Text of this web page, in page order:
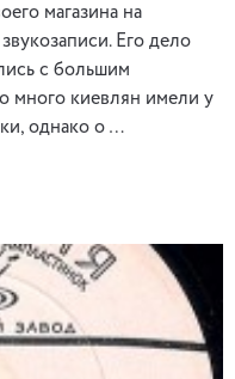
магазина на
Его дело
с большим
много киевлян имели у
однако о …